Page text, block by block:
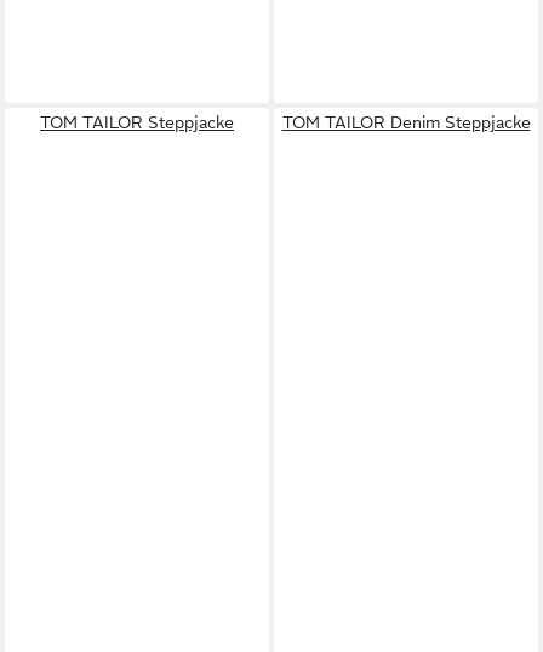
TOM TAILOR Steppjacke TOM TAILOR Denim Steppjacke